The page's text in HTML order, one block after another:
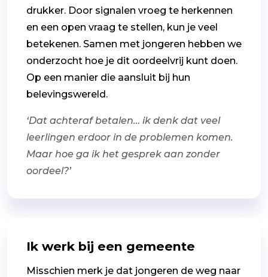
drukker. Door signalen vroeg te herkennen
en een open vraag te stellen, kun je veel
betekenen. Samen met jongeren hebben we
onderzocht hoe je dit oordeelvrij kunt doen.
Op een manier die aansluit bij hun
belevingswereld.
‘Dat achteraf betalen… ik denk dat veel
leerlingen erdoor in de problemen komen.
Maar hoe ga ik het gesprek aan zonder
oordeel?’
Ik werk bij een gemeente
Misschien merk je dat jongeren de weg naar